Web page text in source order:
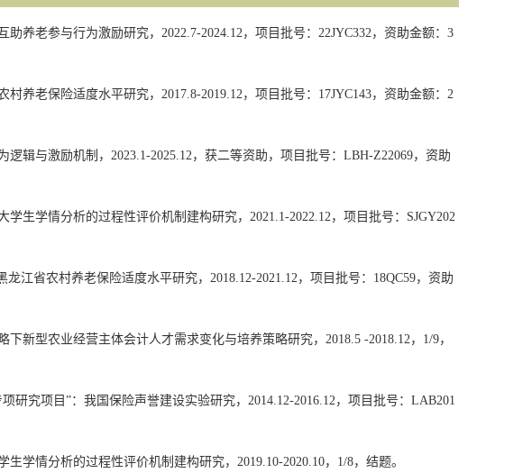
养老参与行为激励研究， 2022.7-2024.12，项目批号： 22JYC332，资助金额： 3
养老保险适度水平研究， 2017.8-2019.12，项目批号： 17JYC143，资助金额： 2
逻辑与激励机制， 2023.1-2025.12，获二等资助，项目批号： LBH-Z22069，资助
生学情分析的过程性评价机制建构研究， 2021.1-2022.12，项目批号： SJGY202
江省农村养老保险适度水平研究， 2018.12-2021.12，项目批号： 18QC59，资助
下新型农业经营主体会计人才需求变化与培养策略研究， 2018.5 -2018.12， 1/9，
研究项目 ”：我国保险声誉建设实验研究， 2014.12-2016.12，项目批号： LAB201
学情分析的过程性评价机制建构研究， 2019.10-2020.10， 1/8，结题。